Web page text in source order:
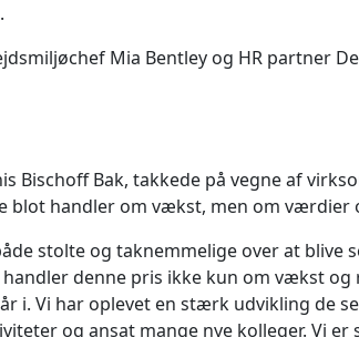
Mia Bentley og HR partner
Bischoff Bak, takkede på vegne af
blot handler om vækst, men om værdier
stolte og taknemmelige over at blive
denne pris ikke kun om vækst og
i. Vi har oplevet en stærk udvikling de
og ansat mange nye kolleger. Vi er